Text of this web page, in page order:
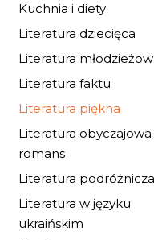
Kuchnia i diety
Literatura dziecięca
Literatura
Literatura faktu
Literatura piękna
Literatura obyczajowa
romans
Literatura podróżnicza
Literatura w języku
ukraińskim